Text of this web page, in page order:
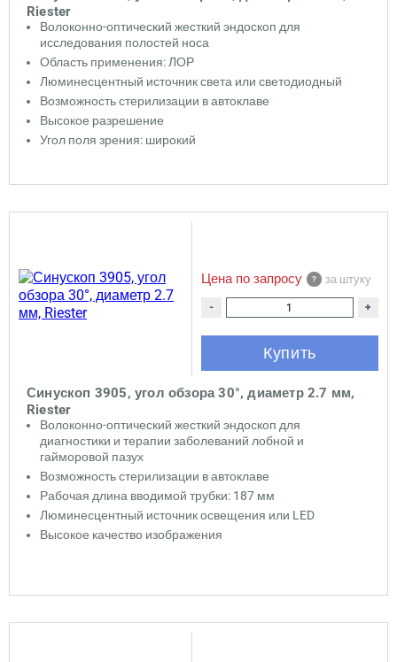
Riester
Волоконно-оптический жесткий эндоскоп для
исследования полостей носа
Область применения: ЛОР
Люминесцентный источник света или светодиодный
Возможность стерилизации в автоклаве
Высокое разрешение
Угол поля зрения: широкий
Синускоп 3905, угол обзора 30°, диаметр 2.7 мм,
Riester
Волоконно-оптический жесткий эндоскоп для
диагностики и терапии заболеваний лобной и
гайморовой пазух
Возможность стерилизации в автоклаве
Рабочая длина вводимой трубки: 187 мм
Люминесцентный источник освещения или LED
Высокое качество изображения
Цена по запросу за штуку
- +
Купить